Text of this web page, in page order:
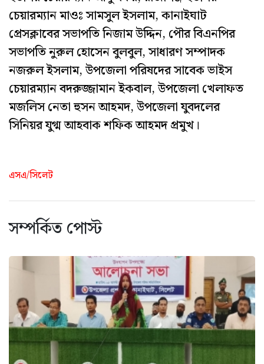
চেয়ারম্যান মাওঃ সামসুল ইসলাম, কানাইঘাট
প্রেসক্লাবের সভাপতি নিজাম উদ্দিন, পৌর বিএনপির
সভাপতি নুরুল হোসেন বুলবুল, সাধারণ সম্পাদক
নজরুল ইসলাম, উপজেলা পরিষদের সাবেক ভাইস
চেয়ারম্যান বদরুজ্জামান ইকবাল, উপজেলা খেলাফত
মজলিস নেতা হুসন আহমদ, উপজেলা যুবদলের
সিনিয়র যুগ্ম আহবাক শফিক আহমদ প্রমুখ।
এসএ/সিলেট
সম্পর্কিত পোস্ট